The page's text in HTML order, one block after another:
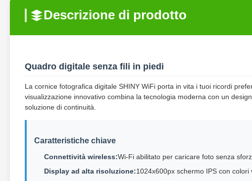
Descrizione di prodotto
Quadro digitale senza fili in piedi
La cornice fotografica digitale SHINY WiFi porta in vita i tuoi ricordi
visualizzazione innovativo combina la tecnologia moderna con un
soluzione di continuità.
Caratteristiche chiave
Connettività wireless:Wi-Fi abilitato per caricare foto senza
Display ad alta risoluzione:1024x600px schermo IPS con